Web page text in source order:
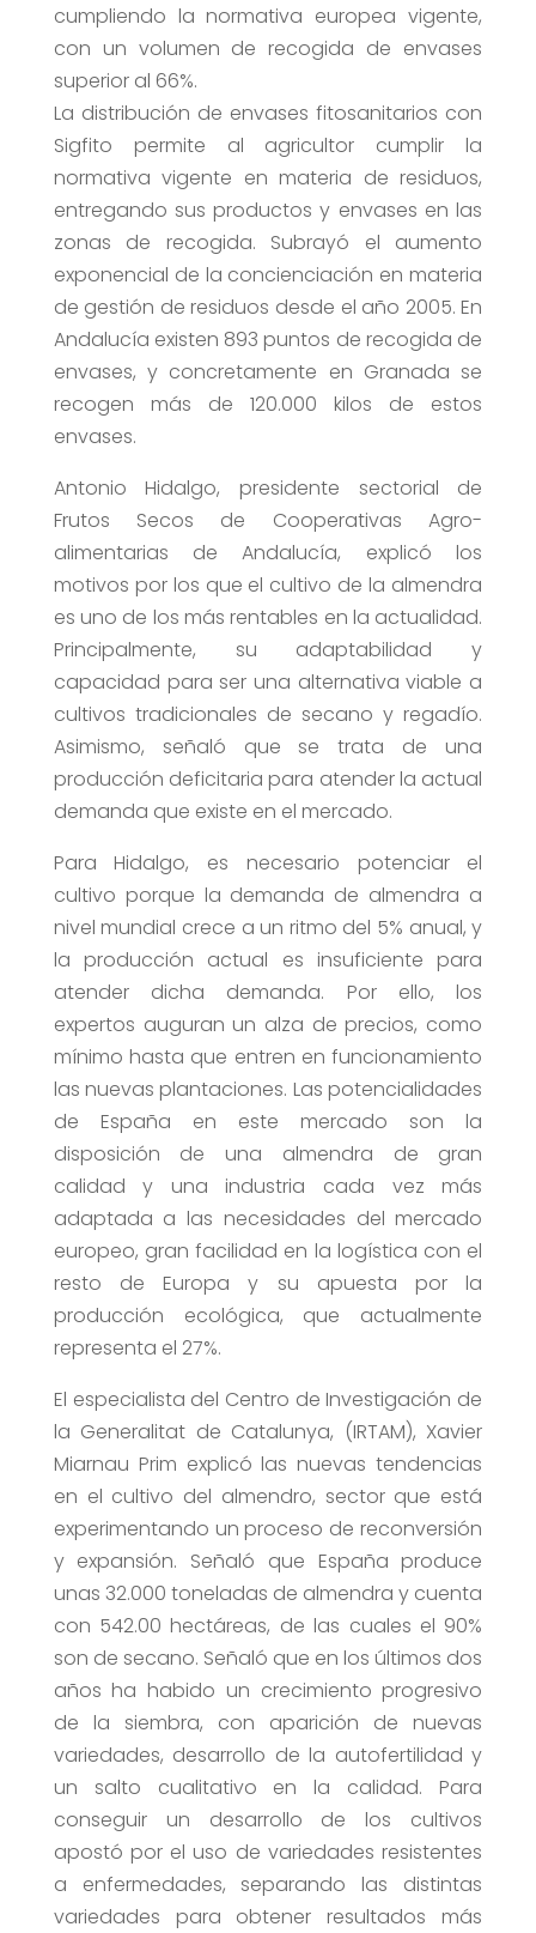
cumpliendo la normativa europea vigente,
con un volumen de recogida de envases
superior al 66%.
La distribución de envases fitosanitarios con
Sigfito permite al agricultor cumplir la
normativa vigente en materia de residuos,
entregando sus productos y envases en las
zonas de recogida. Subrayó el aumento
exponencial de la concienciación en materia
de gestión de residuos desde el año 2005. En
Andalucía existen 893 puntos de recogida de
envases, y concretamente en Granada se
recogen más de 120.000 kilos de estos
envases.
Antonio Hidalgo, presidente sectorial de
Frutos Secos de Cooperativas Agro-
alimentarias de Andalucía, explicó los
motivos por los que el cultivo de la almendra
es uno de los más rentables en la actualidad.
Principalmente, su adaptabilidad y
capacidad para ser una alternativa viable a
cultivos tradicionales de secano y regadío.
Asimismo, señaló que se trata de una
producción deficitaria para atender la actual
demanda que existe en el mercado.
Para Hidalgo, es necesario potenciar el
cultivo porque la demanda de almendra a
nivel mundial crece a un ritmo del 5% anual, y
la producción actual es insuficiente para
atender dicha demanda. Por ello, los
expertos auguran un alza de precios, como
mínimo hasta que entren en funcionamiento
las nuevas plantaciones. Las potencialidades
de España en este mercado son la
disposición de una almendra de gran
calidad y una industria cada vez más
adaptada a las necesidades del mercado
europeo, gran facilidad en la logística con el
resto de Europa y su apuesta por la
producción ecológica, que actualmente
representa el 27%.
El especialista del Centro de Investigación de
la Generalitat de Catalunya, (IRTAM), Xavier
Miarnau Prim explicó las nuevas tendencias
en el cultivo del almendro, sector que está
experimentando un proceso de reconversión
y expansión. Señaló que España produce
unas 32.000 toneladas de almendra y cuenta
con 542.00 hectáreas, de las cuales el 90%
son de secano. Señaló que en los últimos dos
años ha habido un crecimiento progresivo
de la siembra, con aparición de nuevas
variedades, desarrollo de la autofertilidad y
un salto cualitativo en la calidad. Para
conseguir un desarrollo de los cultivos
apostó por el uso de variedades resistentes
a enfermedades, separando las distintas
variedades para obtener resultados más